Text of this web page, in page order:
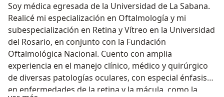
Soy médica egresada de la Universidad de La Sabana.
Realicé mi especialización en Oftalmología y mi
subespecialización en Retina y Vítreo en la Universidad
del Rosario, en conjunto con la Fundación
Oftalmológica Nacional. Cuento con amplia
experiencia en el manejo clínico, médico y quirúrgico
de diversas patologías oculares, con especial énfasis
en enfermedades de la retina y la mácula, como la